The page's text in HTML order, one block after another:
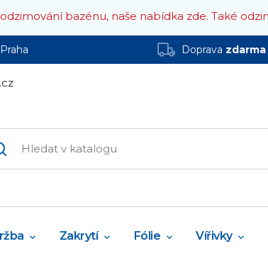
bazénu, naše nabídka zde. Také
Doprava zdarma
Zakrytí Fólie Vířivky